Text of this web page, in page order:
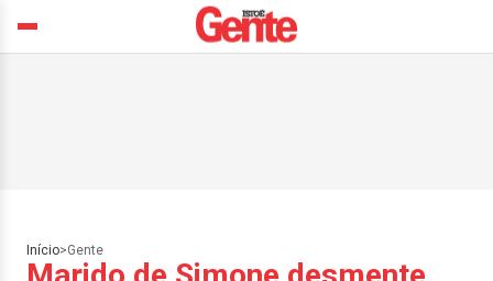
Início>Gente